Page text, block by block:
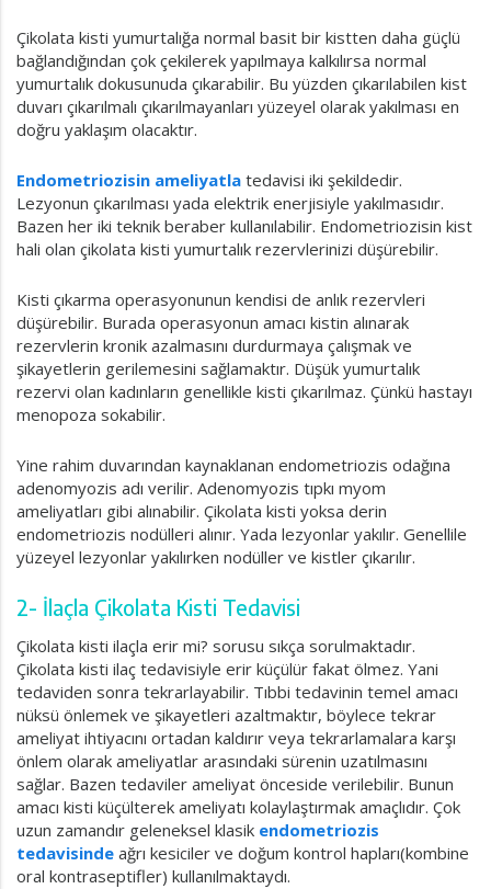
Çikolata kisti yumurtalığa normal basit bir kistten daha güçlü
bağlandığından çok çekilerek yapılmaya kalkılırsa normal
yumurtalık dokusunuda çıkarabilir. Bu yüzden çıkarılabilen kist
duvarı çıkarılmalı çıkarılmayanları yüzeyel olarak yakılması en
doğru yaklaşım olacaktır.
Endometriozisin ameliyatla tedavisi iki şekildedir.
Lezyonun çıkarılması yada elektrik enerjisiyle yakılmasıdır.
Bazen her iki teknik beraber kullanılabilir. Endometriozisin kist
hali olan çikolata kisti yumurtalık rezervlerinizi düşürebilir.
Kisti çıkarma operasyonunun kendisi de anlık rezervleri
düşürebilir. Burada operasyonun amacı kistin alınarak
rezervlerin kronik azalmasını durdurmaya çalışmak ve
şikayetlerin gerilemesini sağlamaktır. Düşük yumurtalık
rezervi olan kadınların genellikle kisti çıkarılmaz. Çünkü hastayı
menopoza sokabilir.
Yine rahim duvarından kaynaklanan endometriozis odağına
adenomyozis adı verilir. Adenomyozis tıpkı myom
ameliyatları gibi alınabilir. Çikolata kisti yoksa derin
endometriozis nodülleri alınır. Yada lezyonlar yakılır. Genellile
yüzeyel lezyonlar yakılırken nodüller ve kistler çıkarılır.
2- İlaçla Çikolata Kisti Tedavisi
Çikolata kisti ilaçla erir mi? sorusu sıkça sorulmaktadır.
Çikolata kisti ilaç tedavisiyle erir küçülür fakat ölmez. Yani
tedaviden sonra tekrarlayabilir. Tıbbi tedavinin temel amacı
nüksü önlemek ve şikayetleri azaltmaktır, böylece tekrar
ameliyat ihtiyacını ortadan kaldırır veya tekrarlamalara karşı
önlem olarak ameliyatlar arasındaki sürenin uzatılmasını
sağlar. Bazen tedaviler ameliyat önceside verilebilir. Bunun
amacı kisti küçülterek ameliyatı kolaylaştırmak amaçlıdır. Çok
uzun zamandır geleneksel klasik endometriozis
tedavisinde ağrı kesiciler ve doğum kontrol hapları(kombine
oral kontraseptifler) kullanılmaktaydı.